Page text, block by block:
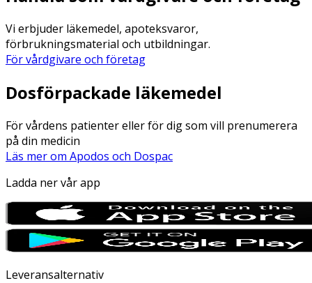
Vi erbjuder läkemedel, apoteksvaror,
förbrukningsmaterial och utbildningar.
För vårdgivare och företag
Dosförpackade läkemedel
För vårdens patienter eller för dig som vill prenumerera
på din medicin
Läs mer om Apodos och Dospac
Ladda ner vår app
Leveransalternativ